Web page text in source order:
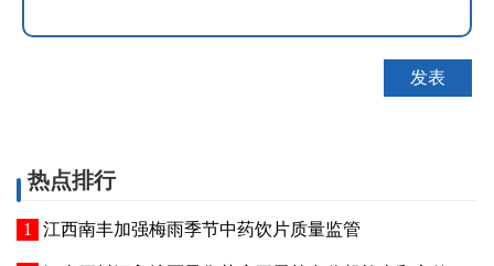
热点排行
江西南丰加强梅雨季节中药饮片质量监管